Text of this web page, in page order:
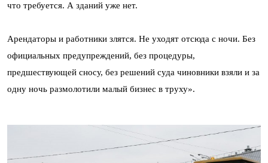
что требуется. А зданий уже нет.
Арендаторы и работники злятся. Не уходят отсюда с ночи. Без
официальных предупреждений, без процедуры,
предшествующей сносу, без решений суда чиновники взяли и за
одну ночь размолотили малый бизнес в труху».